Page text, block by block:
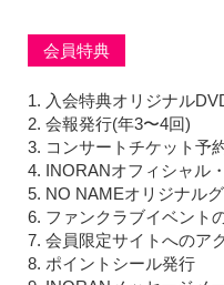
会員特典
1. 入会特典オリジナル
2. 会報発行(年3〜4回)
3. コンサートチケット予
4. INORANオフィシャル
5. NO NAMEオリジナル
6. ファンクラブイベント
7. 会員限定サイトへのア
8. ポイントシール発行